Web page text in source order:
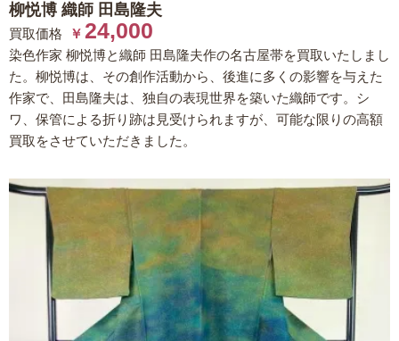
柳悦博 織師 田島隆夫
買取価格 ￥ 24,000
染色作家 柳悦博と織師 田島隆夫作の名古屋帯を買取いたしまし
た。柳悦博は、その創作活動から、後進に多くの影響を与えた
作家で、田島隆夫は、独自の表現世界を築いた織師です。シ
ワ、保管による折り跡は見受けられますが、可能な限りの高額
買取をさせていただきました。